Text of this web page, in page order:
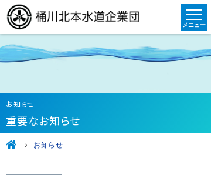
お知らせ
重要なお知らせ
お知らせ